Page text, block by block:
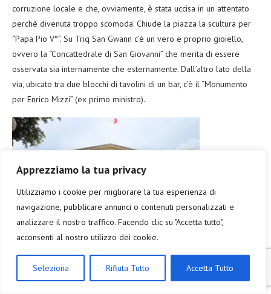
Apprezziamo la tua privacy
Utilizziamo i cookie per migliorare la tua esperienza di
navigazione, pubblicare annunci o contenuti personalizzati e
analizzare il nostro traffico. Facendo clic su "Accetta tutto",
acconsenti al nostro utilizzo dei cookie.
Seleziona Rifiuta Tutto Accetta Tutto
corruzione locale e che, ovviamente, è stata uccisa in un attentato
perchè divenuta troppo scomoda. Chiude la piazza la scultura per
“Papa Pio V°”. Su Triq San Gwann c’è un vero e proprio gioiello,
ovvero la “Concattedrale di San Giovanni” che merita di essere
osservata sia internamente che esternamente. Dall’altro lato della
via, ubicato tra due blocchi di tavolini di un bar, c’è il “Monumento
per Enrico Mizzi” (ex primo ministro).